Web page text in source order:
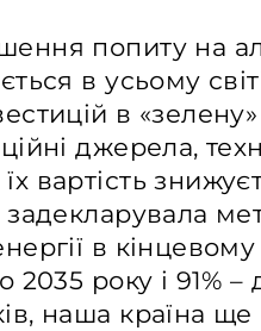
попиту на
в усьому
в
джерела,
вартість
задекларувала
в
2035 року і 91%
наша країна